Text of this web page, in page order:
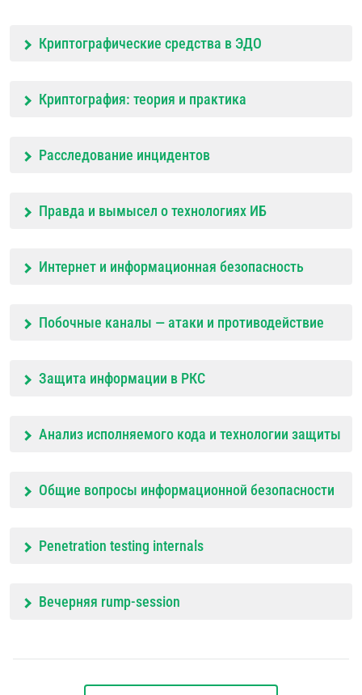
Криптографические средства в ЭДО
Криптография: теория и практика
Расследование инцидентов
Правда и вымысел о технологиях ИБ
Интернет и информационная безопасность
Побочные каналы — атаки и противодействие
Защита информации в РКС
Анализ исполняемого кода и технологии защиты
Общие вопросы информационной безопасности
Penetration testing internals
Вечерняя rump-session